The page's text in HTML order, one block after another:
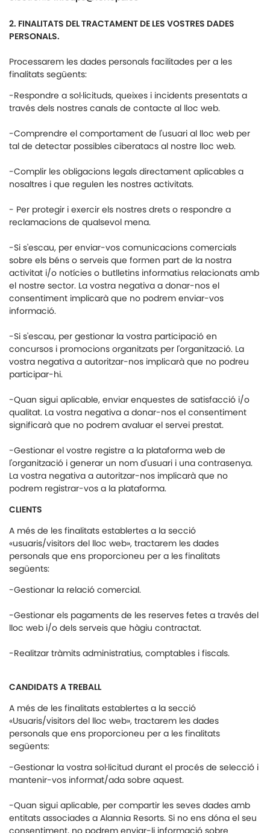
2. FINALITATS DEL TRACTAMENT DE LES VOSTRES DADES
PERSONALS.
Processarem les dades personals facilitades per a les
finalitats següents:
-Respondre a sol·licituds, queixes i incidents presentats a
través dels nostres canals de contacte al lloc web.
-Comprendre el comportament de l'usuari al lloc web per
tal de detectar possibles ciberatacs al nostre lloc web.
-Complir les obligacions legals directament aplicables a
nosaltres i que regulen les nostres activitats.
- Per protegir i exercir els nostres drets o respondre a
reclamacions de qualsevol mena.
-Si s'escau, per enviar-vos comunicacions comercials
sobre els béns o serveis que formen part de la nostra
activitat i/o notícies o butlletins informatius relacionats amb
el nostre sector. La vostra negativa a donar-nos el
consentiment implicarà que no podrem enviar-vos
informació.
-Si s'escau, per gestionar la vostra participació en
concursos i promocions organitzats per l'organització. La
vostra negativa a autoritzar-nos implicarà que no podreu
participar-hi.
-Quan sigui aplicable, enviar enquestes de satisfacció i/o
qualitat. La vostra negativa a donar-nos el consentiment
significarà que no podrem avaluar el servei prestat.
-Gestionar el vostre registre a la plataforma web de
l'organització i generar un nom d'usuari i una contrasenya.
La vostra negativa a autoritzar-nos implicarà que no
podrem registrar-vos a la plataforma.
CLIENTS
A més de les finalitats establertes a la secció
«usuaris/visitors del lloc web», tractarem les dades
personals que ens proporcioneu per a les finalitats
següents:
-Gestionar la relació comercial.
-Gestionar els pagaments de les reserves fetes a través del
lloc web i/o dels serveis que hàgiu contractat.
-Realitzar tràmits administratius, comptables i fiscals.
CANDIDATS A TREBALL
A més de les finalitats establertes a la secció
«Usuaris/visitors del lloc web», tractarem les dades
personals que ens proporcioneu per a les finalitats
següents:
-Gestionar la vostra sol·licitud durant el procés de selecció i
mantenir-vos informat/ada sobre aquest.
-Quan sigui aplicable, per compartir les seves dades amb
entitats associades a Alannia Resorts. Si no ens dóna el seu
consentiment, no podrem enviar-li informació sobre